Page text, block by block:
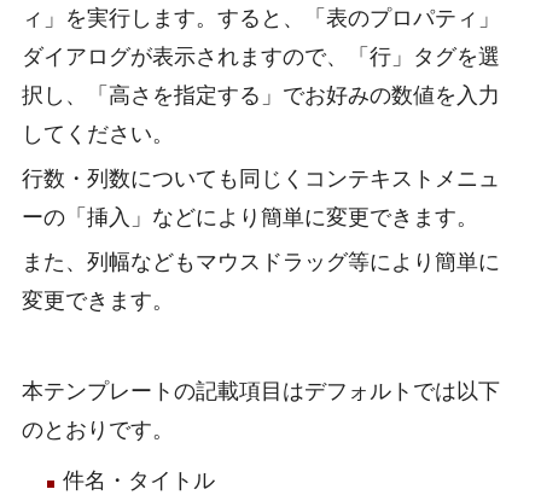
ィ」を実行します。すると、「表のプロパティ」
ダイアログが表示されますので、「行」タグを選
択し、「高さを指定する」でお好みの数値を入力
してください。
行数・列数についても同じくコンテキストメニュ
ーの「挿入」などにより簡単に変更できます。
また、列幅などもマウスドラッグ等により簡単に
変更できます。
本テンプレートの記載項目はデフォルトでは以下
のとおりです。
件名・タイトル